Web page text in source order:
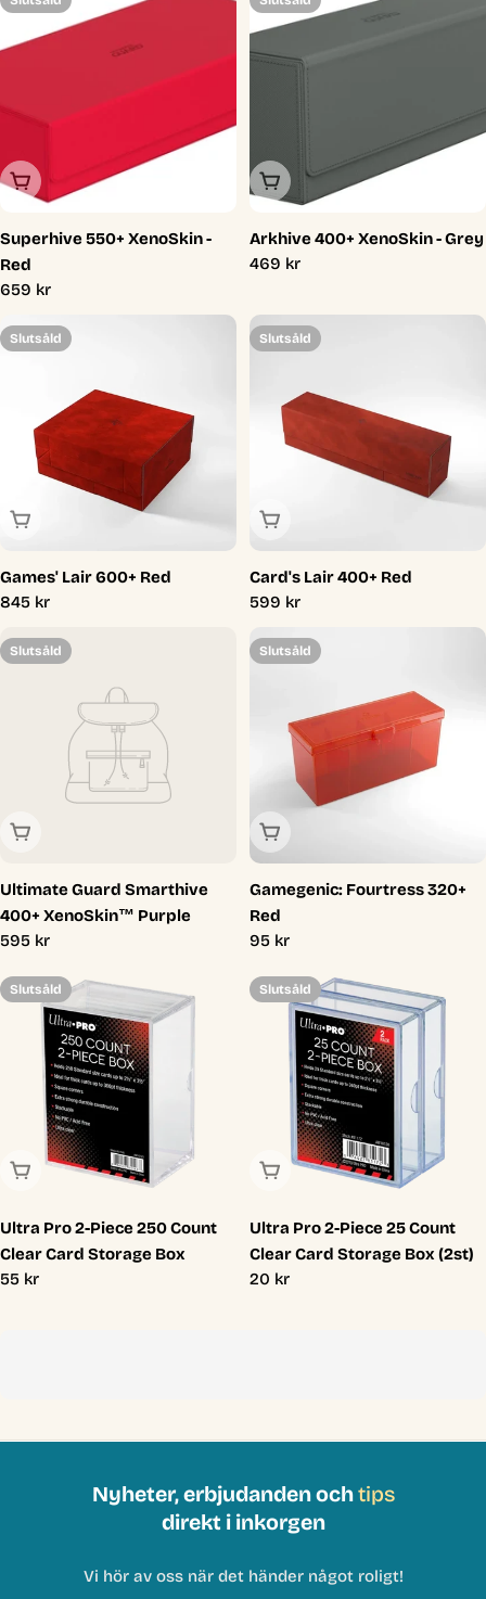
Slutsåld
Superhive 550+ XenoSkin -
Red
Ordinarie
659 kr
Slutsåld
Arkhive 400+ XenoSkin - Grey
Ordinarie
469 kr
Slutsåld
Slutsåld
Games' Lair 600+ Red
Ordinarie
845 kr
Slutsåld
Slutsåld
Card's Lair 400+ Red
Ordinarie
599 kr
Slutsåld
Slutsåld
Ultimate Guard Smarthive
400+ XenoSkin™ Purple
Ordinarie
595 kr
Slutsåld
Slutsåld
Gamegenic: Fourtress 320+
Red
Ordinarie
95 kr
Slutsåld
Slutsåld
Ultra Pro 2-Piece 250 Count
Clear Card Storage Box
Ordinarie
55 kr
Slutsåld
Slutsåld
Ultra Pro 2-Piece 25 Count
Clear Card Storage Box (2st)
Ordinarie
20 kr
Nyheter, erbjudanden ochtips
direkt i inkorgen
Vi hör av oss när det händer något roligt!